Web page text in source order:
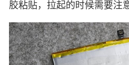
胶粘贴，拉起的时候需要注